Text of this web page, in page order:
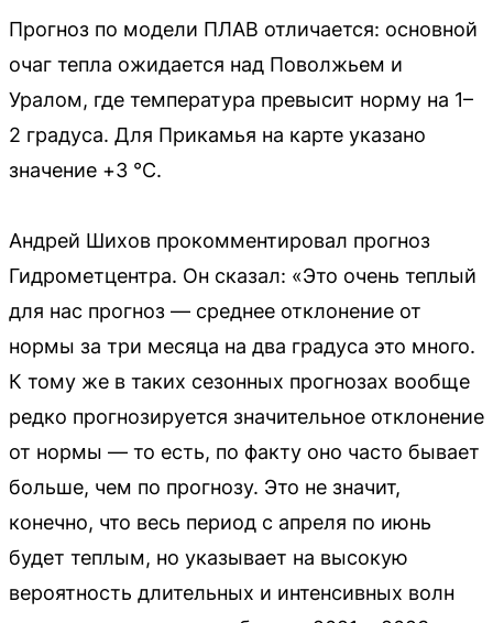
Прогноз по модели ПЛАВ отличается: основной
очаг тепла ожидается над Поволжьем и
Уралом, где температура превысит норму на 1–
2 градуса. Для Прикамья на карте указано
значение +3 °С.
Андрей Шихов прокомментировал прогноз
Гидрометцентра. Он сказал: «Это очень теплый
для нас прогноз — среднее отклонение от
нормы за три месяца на два градуса это много.
К тому же в таких сезонных прогнозах вообще
редко прогнозируется значительное отклонение
от нормы — то есть, по факту оно часто бывает
больше, чем по прогнозу. Это не значит,
конечно, что весь период с апреля по июнь
будет теплым, но указывает на высокую
вероятность длительных и интенсивных волн